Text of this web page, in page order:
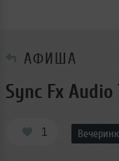
АФИША
Sync Fx Audio
1